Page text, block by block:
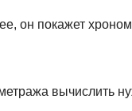
он покажет
вычислить